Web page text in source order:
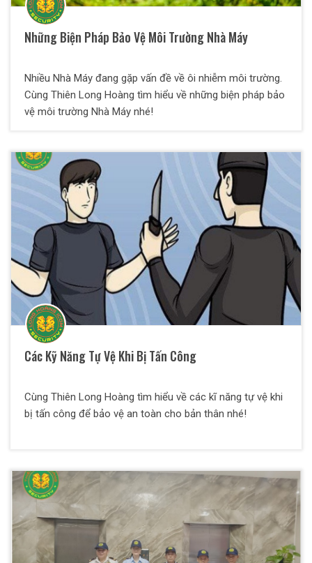
Những Biện Pháp Bảo Vệ Môi Trường Nhà Máy
Nhiều Nhà Máy đang gặp vấn đề về ôi nhiễm môi trường.
Cùng Thiên Long Hoàng tìm hiểu về những biện pháp bảo
vệ môi trường Nhà Máy nhé!
Các Kỹ Năng Tự Vệ Khi Bị Tấn Công
Cùng Thiên Long Hoàng tìm hiểu về các kĩ năng tự vệ khi
bị tấn công để bảo vệ an toàn cho bản thân nhé!